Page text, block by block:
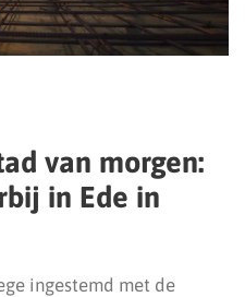
van morgen:
in Ede in
ingestemd met de